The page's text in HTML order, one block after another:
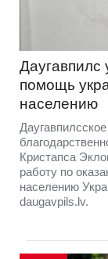
Даугавпилс
помощь
населению
Кристапса
работу по
населению
daugavpils.lv.